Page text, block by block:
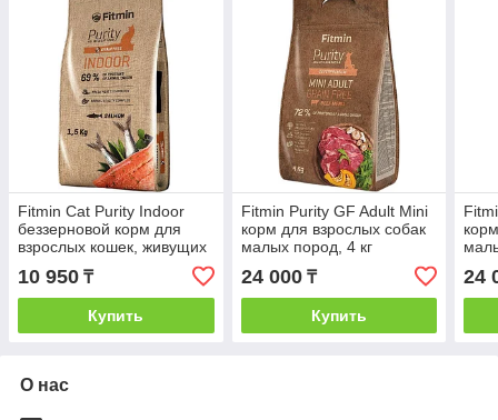
Fitmin Cat Purity Indoor
беззерновой корм для
взрослых кошек, живущих
в помещении, с рыбой,
1.5 кг
10 950 ₸
Купить
Fitmin Purity GF Adult Mini
корм для взрослых собак
малых пород, 4 кг
24 000₸
Купить
24
О нас